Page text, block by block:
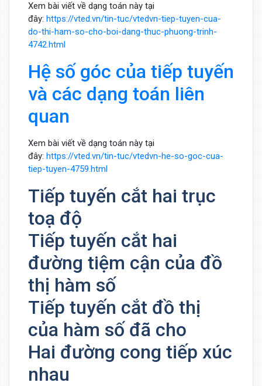
Xem bài viết về dạng toán này tại
đây: https://vted.vn/tin-tuc/vtedvn-tiep-tuyen-cua-
do-thi-ham-so-cho-boi-dang-thuc-phuong-trinh-
4742.html
Hệ số góc của tiếp tuyến
và các dạng toán liên
quan
Xem bài viết về dạng toán này tại
đây: https://vted.vn/tin-tuc/vtedvn-he-so-goc-cua-
tiep-tuyen-4759.html
Tiếp tuyến cắt hai trục
toạ độ
Tiếp tuyến cắt hai
đường tiệm cận của đồ
thị hàm số
Tiếp tuyến cắt đồ thị
của hàm số đã cho
Hai đường cong tiếp xúc
nhau